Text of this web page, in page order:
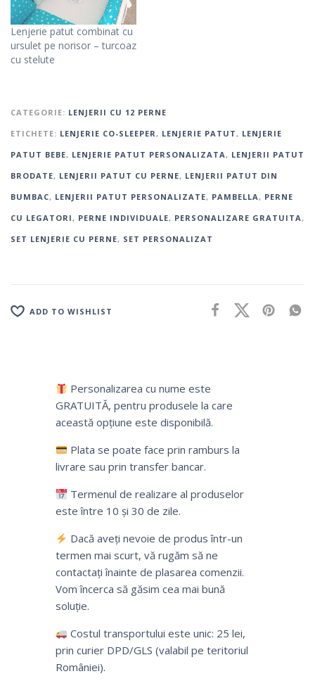
Lenjerie patut combinat cu
ursulet pe norisor – turcoaz
cu stelute
CATEGORIE: LENJERII CU 12 PERNE
ETICHETE: LENJERIE CO-SLEEPER, LENJERIE PATUT, LENJERIE
PATUT BEBE, LENJERIE PATUT PERSONALIZATA, LENJERII PATUT
BRODATE, LENJERII PATUT CU PERNE, LENJERII PATUT DIN
BUMBAC, LENJERII PATUT PERSONALIZATE, PAMBELLA, PERNE
CU LEGATORI, PERNE INDIVIDUALE, PERSONALIZARE GRATUITA,
SET LENJERIE CU PERNE, SET PERSONALIZAT
ADD TO WISHLIST
Personalizarea cu nume este
GRATUITĂ, pentru produsele la care
această opțiune este disponibilă.
Plata se poate face prin ramburs la
livrare sau prin transfer bancar.
Termenul de realizare al produselor
este între 10 și 30 de zile.
Dacă aveți nevoie de produs într-un
termen mai scurt, vă rugăm să ne
contactați înainte de plasarea comenzii.
Vom încerca să găsim cea mai bună
soluție.
Costul transportului este unic: 25 lei,
prin curier DPD/GLS (valabil pe teritoriul
României).